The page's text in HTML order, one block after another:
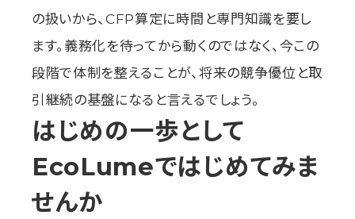
の扱いから、CFP算定に時間と専門知識を要し
ます。義務化を待ってから動くのではなく、今この
段階で体制を整えることが、将来の競争優位と取
引継続の基盤になると言えるでしょう。
はじめの一歩として
EcoLumeではじめてみま
せんか